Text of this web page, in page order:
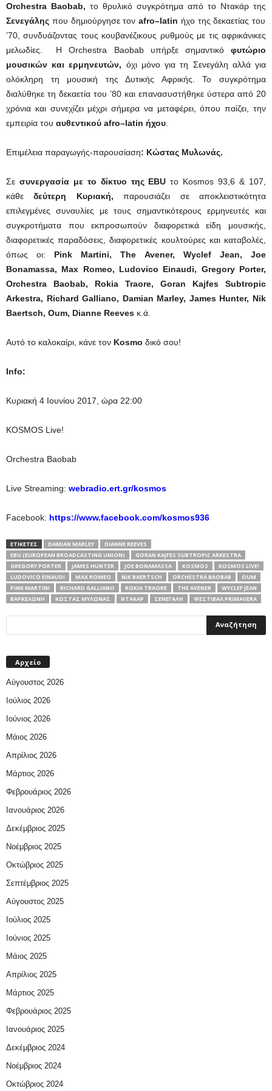
Orchestra Baobab, το θρυλικό συγκρότημα από το Ντακάρ της
Σενεγάλης που δημιούργησε τονafro–latin ήχο της δεκαετίας του
’70, συνδυάζοντας τους κουβανέζικους ρυθμούς με τις αφρικάνικες
μελωδίες. Η Orchestra Baobab υπήρξε σημαντικό φυτώριο
μουσικών και ερμηνευτών, όχι μόνο για τη Σενεγάλη αλλά για
ολόκληρη τη μουσική της Δυτικής Αφρικής. Το συγκρότημα
διαλύθηκε τη δεκαετία του ’80 και επανασυστήθηκε ύστερα από 20
χρόνια και συνεχίζει μέχρι σήμερα να μεταφέρει, όπου παίζει, την
εμπειρία του αυθεντικού afro–latin ήχου
Επιμέλεια παραγωγής-παρουσίαση: Κώστας Μυλωνάς.
Σε συνεργασία με το δίκτυο της EBU τo Kosmos 93,6 & 107,
κάθεδεύτερη Κυριακή, παρουσιάζει σε αποκλειστικότητα
επιλεγμένες συναυλίες με τους σημαντικότερους ερμηνευτές και
συγκροτήματα που εκπροσωπούν διαφορετικά είδη μουσικής,
διαφορετικές παραδόσεις, διαφορετικές κουλτούρες και καταβολές,
όπως οι: Pink Martini, The Avener, Wyclef Jean, Joe
Bonamassa, Max Romeo, Ludovico Einaudi, Gregory Porter,
Orchestra
Baobab, Rokia Traore, Goran Kajfes
Subtropic
Arkestra, Richard Galliano, Damian Marley, James Hunter, Nik
Baertsch, Oum, Dianne Reeves κ.ά.
Αυτό το καλοκαίρι, κάνε τον Kosmo δικό σου!
Info:
Κυριακή 4 Ιουνίου 2017, ώρα 22:00
KOSMOS Live!
Orchestra Baobab
Live Streaming: webradio.ert.gr/kosmos
Facebook: https://www.facebook.com/kosmos936
ΕΤΙΚΕΤΕΣ DAMIAN MARLEY
DIANNE REEVES
EBU (EUROPEAN BROADCASTING UNION)
GORAN KAJFES SUBTROPIC ARKESTRA
GREGORY PORTER
JAMES HUNTER JOE BONAMASSA KOSMOS
KOSMOS LIVE!
LUDOVICO EINAUDI
MAX ROMEO NIK BAERTSCH ORCHESTRA BAOBAB
OUM
PINK MARTINI
RICHARD GALLIANO ROKIA TRAORE THE AVENER
WYCLEF JEAN
ΒΑΡΚΕΛΏΝΗ
ΚΏΣΤΑΣ ΜΥΛΩΝΆΣ ΝΤΑΚΆΡ ΣΕΝΕΓΆΛΗ ΦΕΣΤΙΒΆΛ PRIMAVERA
Αρχείο
Αύγουστος 2026
Ιούλιος 2026
Ιούνιος 2026
Μάιος 2026
Απρίλιος 2026
Μάρτιος 2026
Φεβρουάριος 2026
Ιανουάριος 2026
Δεκέμβριος 2025
Νοέμβριος 2025
Οκτώβριος 2025
Σεπτέμβριος 2025
Αύγουστος 2025
Ιούλιος 2025
Ιούνιος 2025
Μάιος 2025
Απρίλιος 2025
Μάρτιος 2025
Φεβρουάριος 2025
Ιανουάριος 2025
Δεκέμβριος 2024
Νοέμβριος 2024
Οκτώβριος 2024